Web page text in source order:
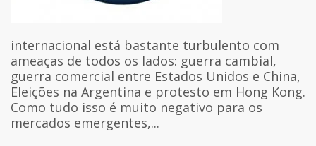
internacional está bastante turbulento com
ameaças de todos os lados: guerra cambial,
guerra comercial entre Estados Unidos e China,
Eleições na Argentina e protesto em Hong Kong.
Como tudo isso é muito negativo para os
mercados emergentes,...